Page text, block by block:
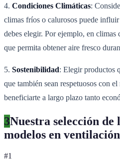
4. Condiciones Climáticas:
climas fríos o calurosos puede
debes elegir. Por ejemplo, en climas
que permita obtener aire fresco
5. Sostenibilidad: Elegir productos
que también sean respetuosos con
beneficiarte a largo plazo tanto
3Nuestra selección de
modelos en
#1